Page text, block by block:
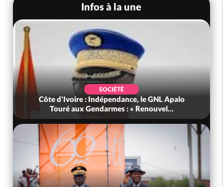
Infos à la une
SOCIÉTÉ
Côte d'Ivoire : Indépendance, le GNL Apalo
Touré aux Gendarmes : « Renouvel...